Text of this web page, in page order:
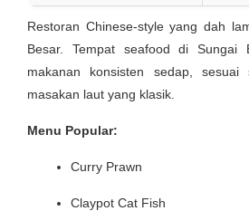
Restoran Chinese-style yang dah
Besar. Tempat seafood di Sungai
makanan konsisten sedap, sesuai
masakan laut yang klasik.
Menu Popular:
Curry Prawn
Claypot Cat Fish